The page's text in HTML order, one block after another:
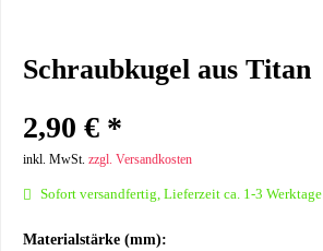
Schraubkugel aus Titan
2,90 € *
inkl. MwSt. zzgl. Versandkosten
Sofort versandfertig, Lieferzeit ca. 1-3 Werktage
Materialstärke (mm):